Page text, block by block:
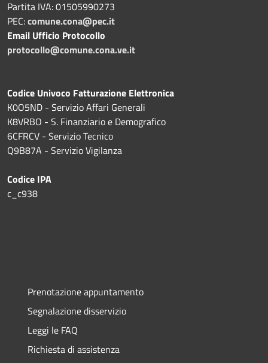
Partita IVA: 01505990273
PEC:comune.cona@pec.it
Email Ufficio Protocollo
protocollo@comune.cona.ve.it
Codice Univoco Fatturazione Elettronica
K0O5ND - Servizio Affari Generali
K8VRBO - S. Finanziario e Demografico
6CFRCV - Servizio Tecnico
Q9B87A - Servizio Vigilanza
Codice IPA
c_c938
Prenotazione appuntamento
Segnalazione disservizio
Leggi le FAQ
Richiesta di assistenza